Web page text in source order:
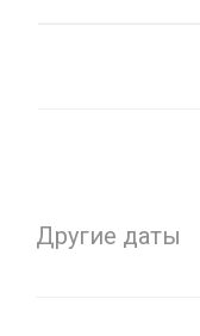
Другие даты